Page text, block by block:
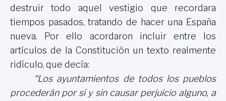
destruir todo aquel vestigio que recordara
tiempos pasados, tratando de hacer una España
nueva. Por ello acordaron incluir entre los
artículos de la Constitución un texto realmente
ridículo, que decía:
“Los ayuntamientos de todos los pueblos
procederán por sí y sin causar perjuicio alguno, a